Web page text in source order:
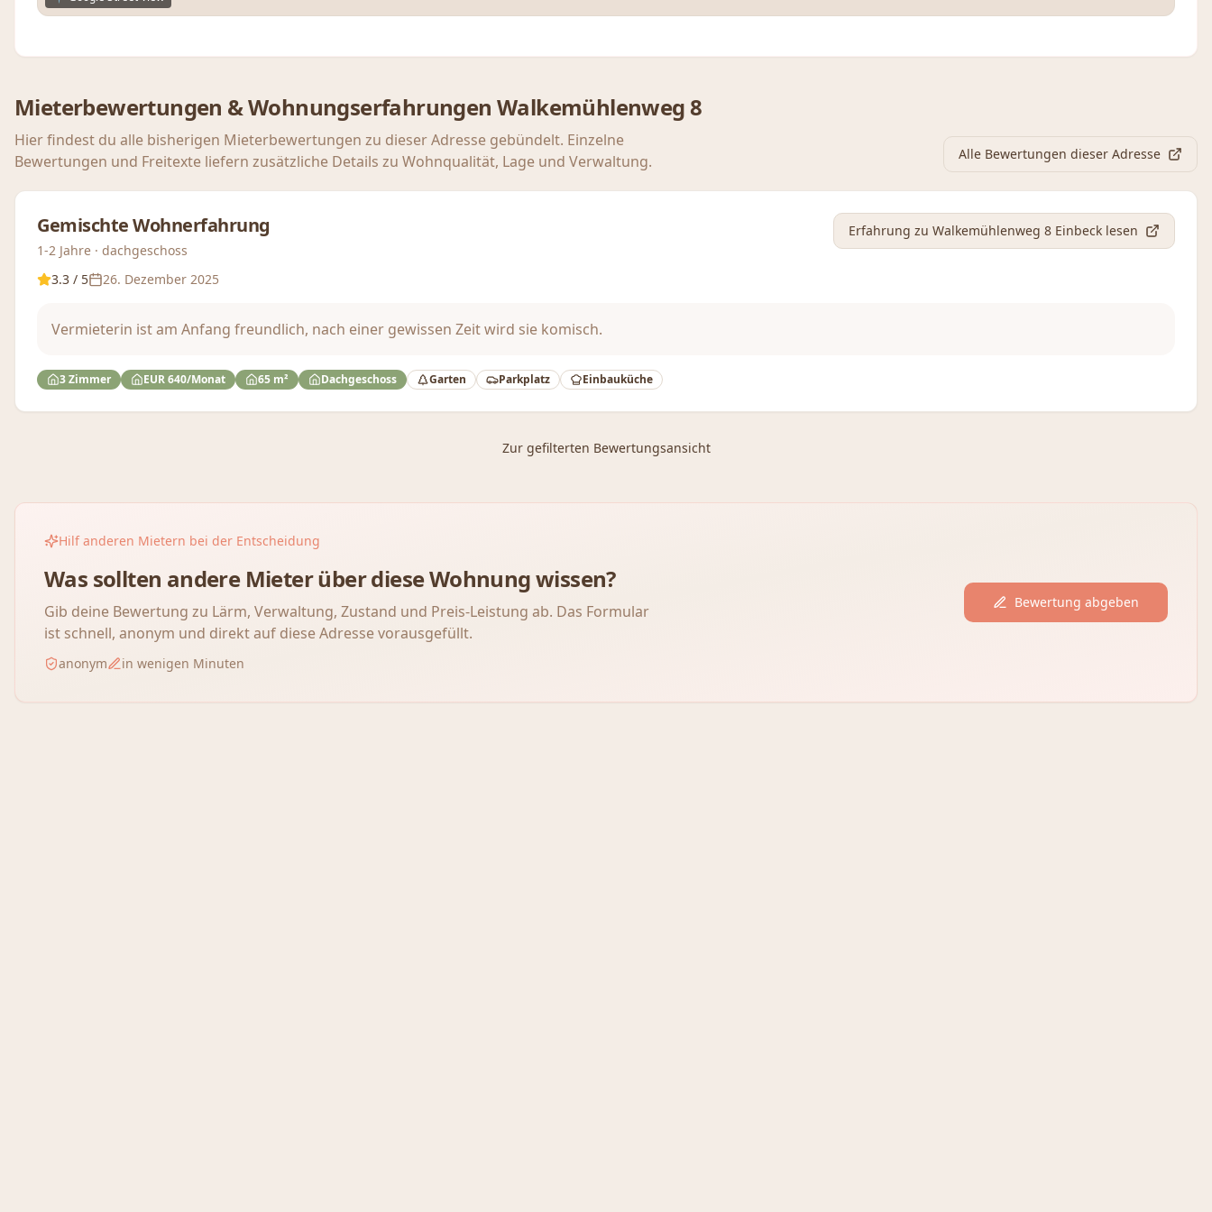
Mieterbewertungen & Wohnungserfahrungen Walkemühlenweg 8
Hier findest du alle bisherigen Mieterbewertungen zu dieser Adresse gebündelt. Einzelne
Bewertungen und Freitexte liefern zusätzliche Details zu Wohnqualität, Lage und Verwaltung.
Alle Bewertungen dieser Adresse
Gemischte Wohnerfahrung
1-2 Jahre · dachgeschoss
3.3 / 5 26. Dezember 2025
Erfahrung zu Walkemühlenweg 8 Einbeck lesen
Vermieterin ist am Anfang freundlich, nach einer gewissen Zeit wird sie komisch.
3 Zimmer EUR 640/Monat 65 m² Dachgeschoss Garten Parkplatz Einbauküche
Zur gefilterten Bewertungsansicht
Hilf anderen Mietern bei der Entscheidung
Was sollten andere Mieter über diese Wohnung wissen?
Gib deine Bewertung zu Lärm, Verwaltung, Zustand und Preis-Leistung ab. Das Formular
ist schnell, anonym und direkt auf diese Adresse vorausgefüllt.
anonym in wenigen Minuten
Bewertung abgeben